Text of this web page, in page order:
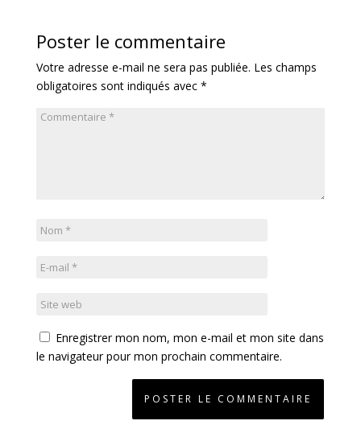
Poster le commentaire
Votre adresse e-mail ne sera pas publiée. Les champs
obligatoires sont indiqués avec *
Enregistrer mon nom, mon e-mail et mon site dans
le navigateur pour mon prochain commentaire.